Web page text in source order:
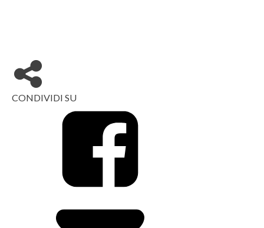
CONDIVIDI SU